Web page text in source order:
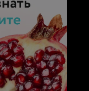
людей! Мороз
операций за